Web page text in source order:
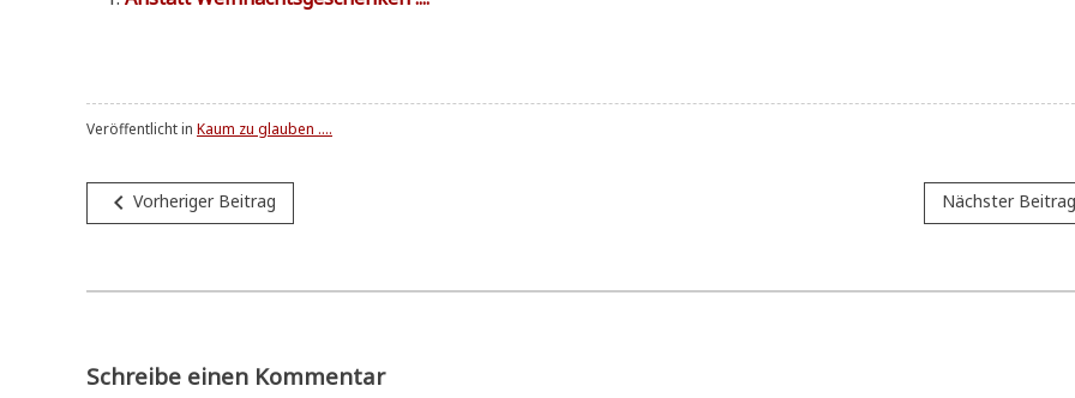
Veröffentlicht in Kaum zu glauben ....
Beitragsnavigation
navigate_before Vorheriger Beitrag Nächster Beitrag
Schreibe einen Kommentar